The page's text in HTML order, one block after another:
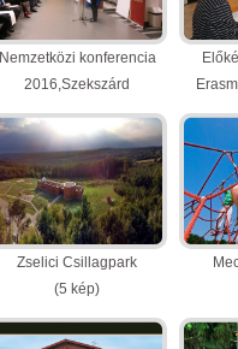
Nemzetközi konferencia
2016,Szekszárd
(9 kép)
Zselici Csillagpark
(5 kép)